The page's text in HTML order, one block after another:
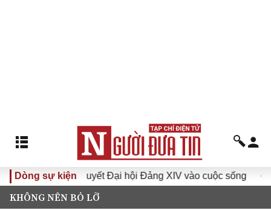
Dòng sự kiện
Nghị quyết Đại hội Đảng XIV vào cuộc sống Hướng
KHÔNG NÊN BỎ LỠ